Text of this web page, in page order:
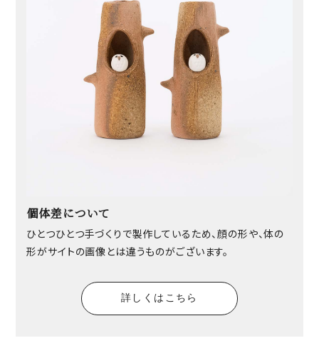
個体差について
ひとつひとつ手づくりで製作しているため、顔の形や、体の
形がサイトの画像とは違うものがございます。
詳しくはこちら